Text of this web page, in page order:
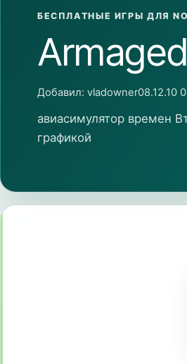
БЕСПЛАТНЫЕ ИГРЫ ДЛЯ
Добавил: vladowner08.12.10
авиасимулятор времен
графикой